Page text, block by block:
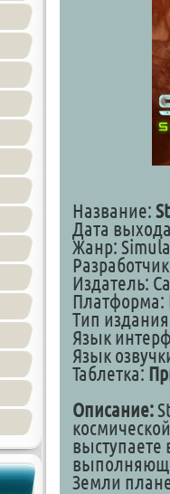
Название:
Дата
Жанр:
Издатель:
Платформа:
Тип
Язык
Язык
Таблетка:
Описание:
выступаете
Земли